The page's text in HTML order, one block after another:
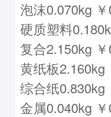
泡沫0.070kg ￥
硬质塑料
复合2.150kg
黄纸板2.160kg
综合纸0.830kg
金属0.040kg